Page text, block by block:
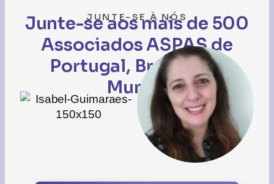
JUNTE-SE À NÓS
Junte-se aos mais de 500
Associados ASPAS de
Portugal, Brasil e do
Mundo